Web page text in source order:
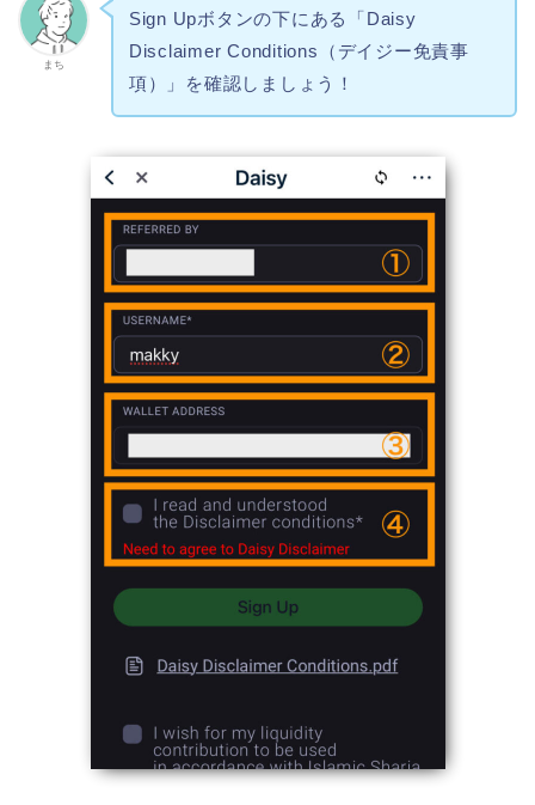
まち
Sign Upボタンの下にある「Daisy
Disclaimer Conditions（デイジー免責事
項）」を確認しましょう！